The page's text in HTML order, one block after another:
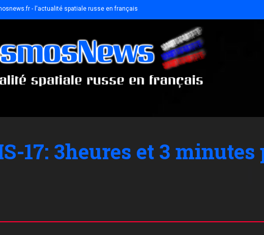
- l'actualité spatiale russe en français
17: 3heures et 3 minutes